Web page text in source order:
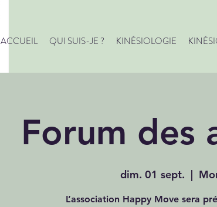
ACCUEIL QUI SUIS-JE ? KINÉSIOLOGIE
Forum des
dim. 01 sept.
  |
L’association Happy Move sera